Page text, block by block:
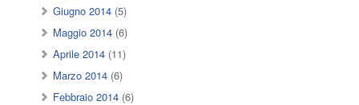
Giugno 2014 (5)
Maggio 2014 (6)
Aprile 2014 (11)
Marzo 2014 (6)
Febbraio 2014 (6)